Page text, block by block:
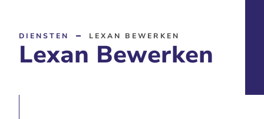
DIENSTEN LEXAN BEWERKEN
Lexan Bewerken